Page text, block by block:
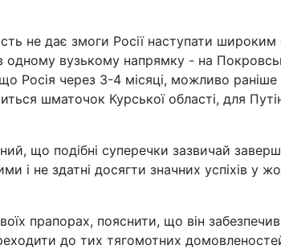
не дає змоги Росії наступати
одному вузькому напрямку - на
Росія через 3-4 місяці, можливо раніше
шматочок Курської області, для
що подібні суперечки зазвичай
і не здатні досягти значних успіхів у
прапорах, пояснити, що він
до тих тягомотних